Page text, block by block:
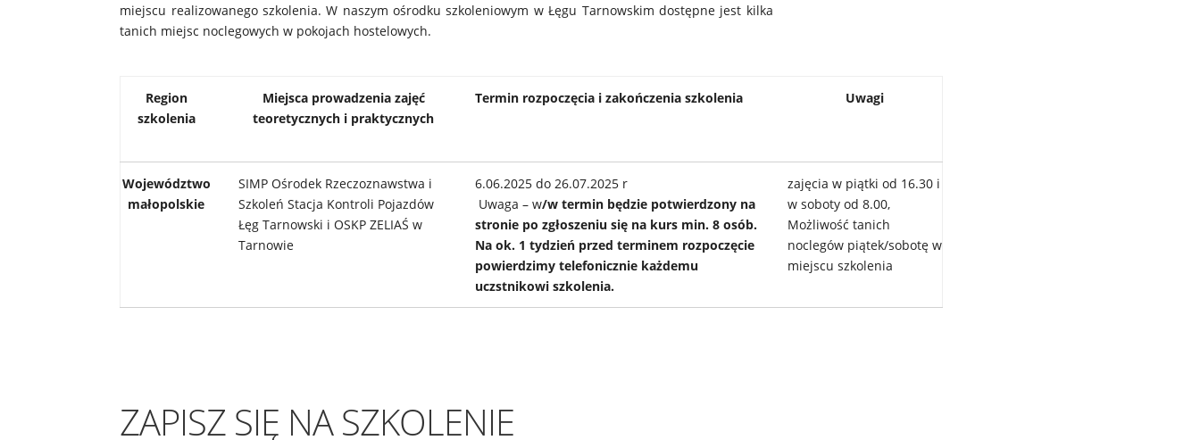
miejscu realizowanego szkolenia. W naszym ośrodku szkoleniowym w Łęgu Tarnowskim dostępne jest kilka
tanich miejsc noclegowych w pokojach hostelowych.
Region
szkolenia
Miejsca prowadzenia zajęć
teoretycznych i praktycznych
Termin rozpoczęcia i zakończenia szkolenia Uwagi
Województwo
małopolskie
SIMP Ośrodek Rzeczoznawstwa i
Szkoleń Stacja Kontroli Pojazdów
Łęg Tarnowski i OSKP ZELIAŚ w
Tarnowie
6.06.2025 do 26.07.2025 r
Uwaga – w/w termin będzie potwierdzony na
stronie po zgłoszeniu się na kurs min. 8 osób.
Na ok. 1 tydzień przed terminem rozpoczęcie
powierdzimy telefonicznie każdemu
uczstnikowi szkolenia.
zajęcia w piątki od 16.30 i
w soboty od 8.00,
Możliwość tanich
noclegów piątek/sobotę w
miejscu szkolenia
ZAPISZ SIĘ NA SZKOLENIE